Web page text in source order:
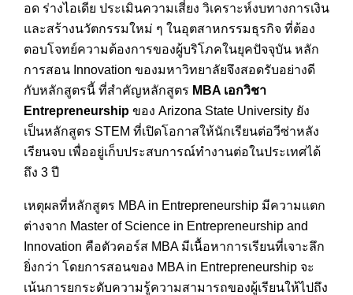
อด ร่างไอเดีย ประเมินความเสี่ยง วิเคราะห์งบทางการเงิน
และสร้างนวัตกรรมใหม่ ๆ ในอุตสาหกรรมธุรกิจ ที่ต้อง
ตอบโจทย์ความต้องการของผู้บริโภคในยุคปัจจุบัน หลัก
การสอน Innovation ของมหาวิทยาลัยจึงสอดรับอย่างดี
กับหลักสูตรนี้ ที่สำคัญหลักสูตร MBA เอกวิชา
Entrepreneurship ของ Arizona State University ยัง
เป็นหลักสูตร STEM ที่เปิดโอกาสให้นักเรียนต่อวีซ่าหลัง
เรียนจบ เพื่ออยู่เก็บประสบการณ์ทำงานต่อในประเทศได้
ถึง 3 ปี
เหตุผลที่หลักสูตร MBA in Entrepreneurship มีความแตก
ต่างจาก Master of Science in Entrepreneurship and
Innovation คือตัวคอร์ส MBA มีเนื้อหาการเรียนที่เจาะลึก
ยิ่งกว่า โดยการสอนของ MBA in Entrepreneurship จะ
เน้นการยกระดับความรู้ความสามารถของผู้เรียนให้ไปถึง